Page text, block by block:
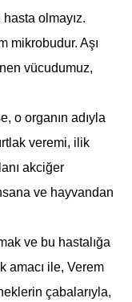
olmayız.
mikrobudur. Aşı
vücudumuz,
o organın adıyla
veremi, ilik
akciğer
ve hayvandan
ve bu hastalığa
amacı ile, Verem
çabalarıyla,